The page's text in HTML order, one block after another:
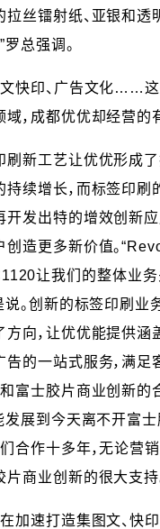
拉丝镭射纸、亚银和透
罗总强调。
文快印、广告文化……
，成都优优却经营的
刷新工艺让优优形成了
续增长，而标签印刷
开发出特的增效创新应
造更多新价值。
让我们的整体业
说。创新的标签印刷业
向，让优优能提供涵
告的一站式服务，满足
富士胶片商业创新的
发展到今天离不开富
合作十多年，无论营
商业创新的很大支持
加速打造集图文、快印